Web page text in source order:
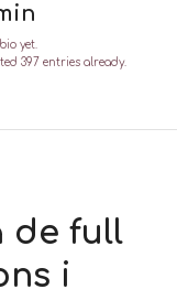
yet.
397 entries already.
de full
i